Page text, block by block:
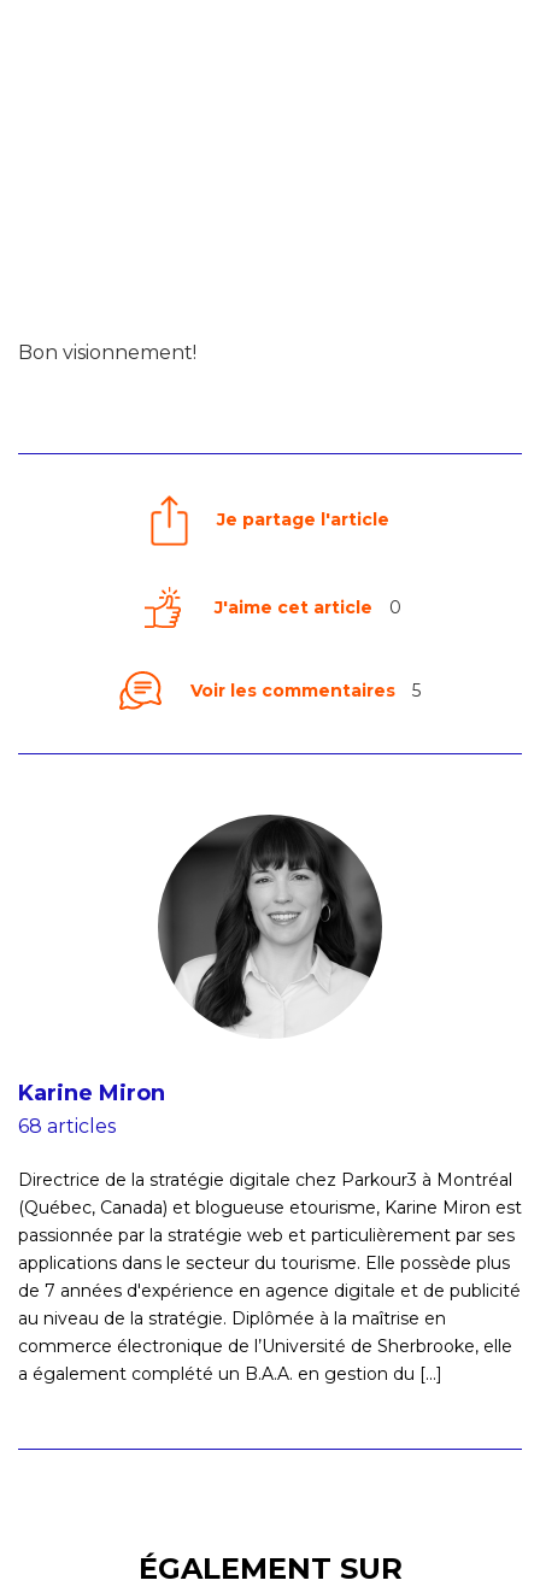
Bon visionnement!
Je partage l'article
J'aime cet article 0
Voir les commentaires 5
Karine Miron
68 articles
Directrice de la stratégie digitale chez Parkour3 à Montréal
(Québec, Canada) et blogueuse etourisme, Karine Miron est
passionnée par la stratégie web et particulièrement par ses
applications dans le secteur du tourisme. Elle possède plus
de 7 années d'expérience en agence digitale et de publicité
au niveau de la stratégie. Diplômée à la maîtrise en
commerce électronique de l’Université de Sherbrooke, elle
a également complété un B.A.A. en gestion du [...]
ÉGALEMENT SUR